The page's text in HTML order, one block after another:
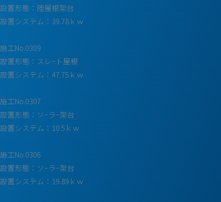
設置形態：陸屋根架台
設置システム：39.78ｋｗ
施工No.0309
設置形態：スレ−ト屋根
設置システム：47.75ｋｗ
施工No.0307
設置形態：ソ−ラ−架台
設置システム：10.5ｋｗ
施工No.0306
設置形態：ソ−ラ−架台
設置システム：19.89ｋｗ